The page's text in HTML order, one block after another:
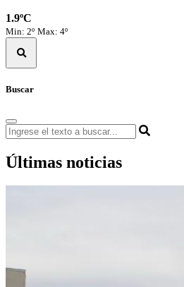
1.9ºC
Min: 2º Max: 4º
Buscar
Últimas noticias